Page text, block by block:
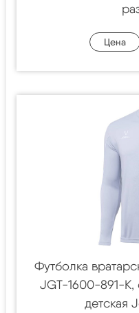
Цена
Футболка
JGT-1600-891-
детская